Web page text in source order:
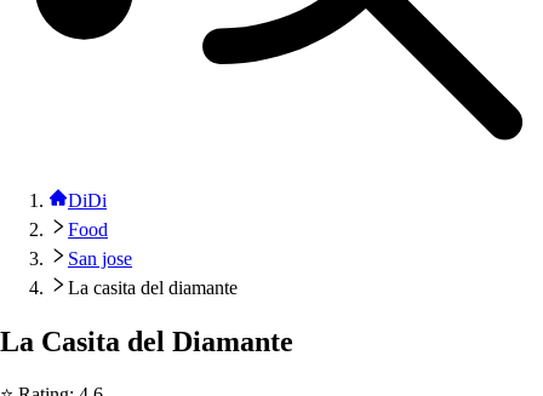
DiDi
Food
San jose
La casita del diamante
La Casita del Diamante